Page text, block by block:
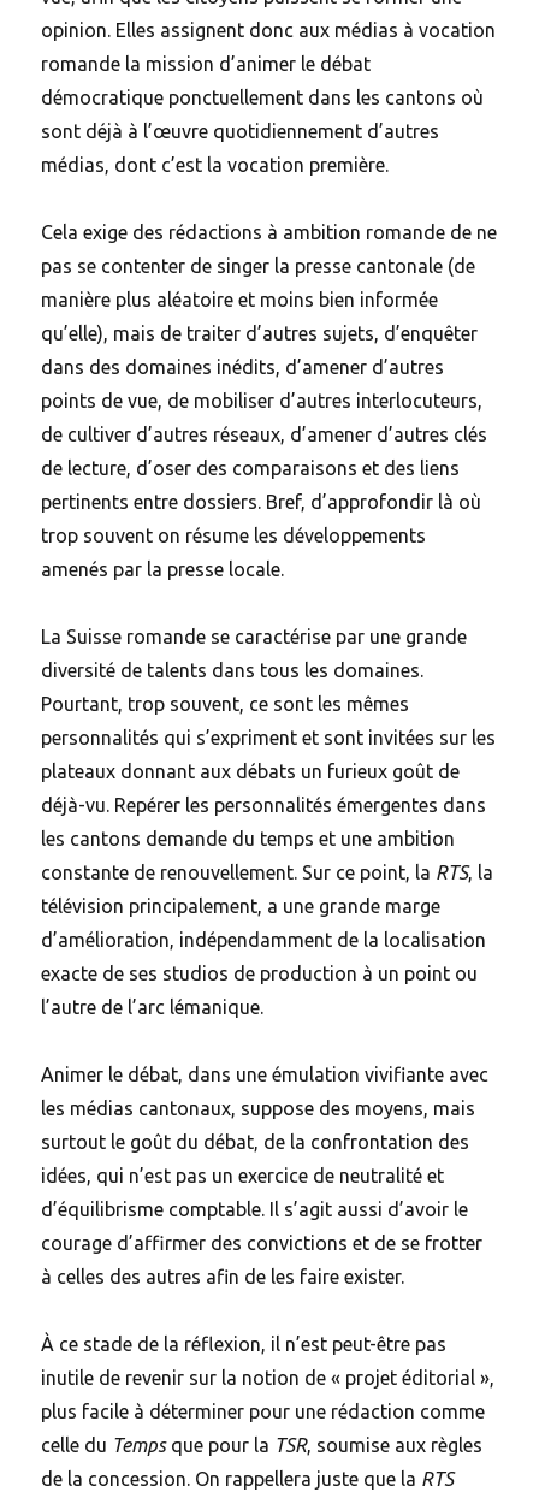
opinion. Elles assignent donc aux médias à vocation
romande la mission d’animer le débat
démocratique ponctuellement dans les cantons où
sont déjà à l’œuvre quotidiennement d’autres
médias, dont c’est la vocation première.
Cela exige des rédactions à ambition romande de ne
pas se contenter de singer la presse cantonale (de
manière plus aléatoire et moins bien informée
qu’elle), mais de traiter d’autres sujets, d’enquêter
dans des domaines inédits, d’amener d’autres
points de vue, de mobiliser d’autres interlocuteurs,
de cultiver d’autres réseaux, d’amener d’autres clés
de lecture, d’oser des comparaisons et des liens
pertinents entre dossiers. Bref, d’approfondir là où
trop souvent on résume les développements
amenés par la presse locale.
La Suisse romande se caractérise par une grande
diversité de talents dans tous les domaines.
Pourtant, trop souvent, ce sont les mêmes
personnalités qui s’expriment et sont invitées sur les
plateaux donnant aux débats un furieux goût de
déjà-vu. Repérer les personnalités émergentes dans
les cantons demande du temps et une ambition
constante de renouvellement. Sur ce point, la RTS, la
télévision principalement, a une grande marge
d’amélioration, indépendamment de la localisation
exacte de ses studios de production à un point ou
l’autre de l’arc lémanique.
Animer le débat, dans une émulation vivifiante avec
les médias cantonaux, suppose des moyens, mais
surtout le goût du débat, de la confrontation des
idées, qui n’est pas un exercice de neutralité et
d’équilibrisme comptable. Il s’agit aussi d’avoir le
courage d’affirmer des convictions et de se frotter
à celles des autres afin de les faire exister.
À ce stade de la réflexion, il n’est peut-être pas
inutile de revenir sur la notion de « projet éditorial »,
plus facile à déterminer pour une rédaction comme
celle du Temps que pour la TSR, soumise aux règles
de la concession. On rappellera juste que la RTS